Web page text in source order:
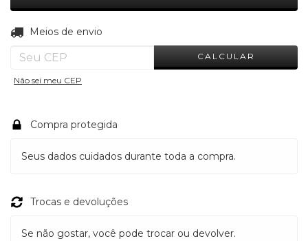
Entregas para o CEP:
Meios de envio
CALCULAR
Não sei meu CEP
Compra protegida
Seus dados cuidados durante toda a compra.
Trocas e devoluções
Se não gostar, você pode trocar ou devolver.